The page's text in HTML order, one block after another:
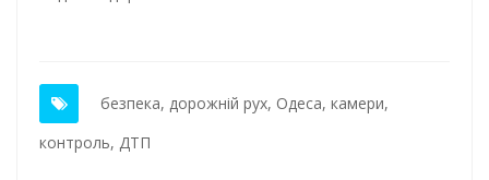
безпека, дорожній рух, Одеса, камери,
контроль, ДТП